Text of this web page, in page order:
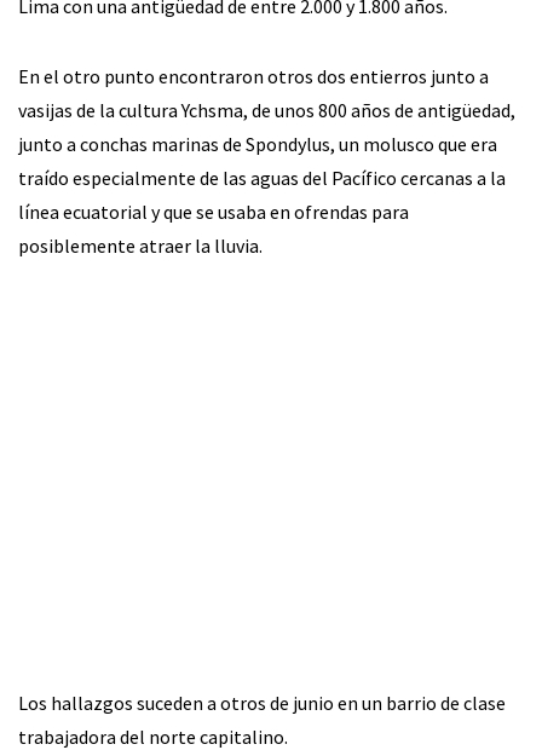
Lima con una antigüedad de entre 2.000 y 1.800 años.
En el otro punto encontraron otros dos entierros junto a
vasijas de la cultura Ychsma, de unos 800 años de antigüedad,
junto a conchas marinas de Spondylus, un molusco que era
traído especialmente de las aguas del Pacífico cercanas a la
línea ecuatorial y que se usaba en ofrendas para
posiblemente atraer la lluvia.
Los hallazgos suceden a otros de junio en un barrio de clase
trabajadora del norte capitalino.